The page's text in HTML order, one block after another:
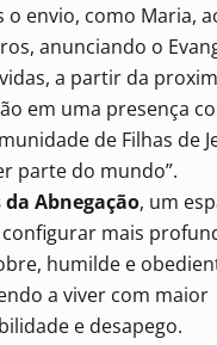
o envio, como Maria,
anunciando o
a partir da
em uma presença
de Filhas de
parte do mundo”.
da Abnegação, um
configurar mais
humilde e
a viver com maior
e desapego.